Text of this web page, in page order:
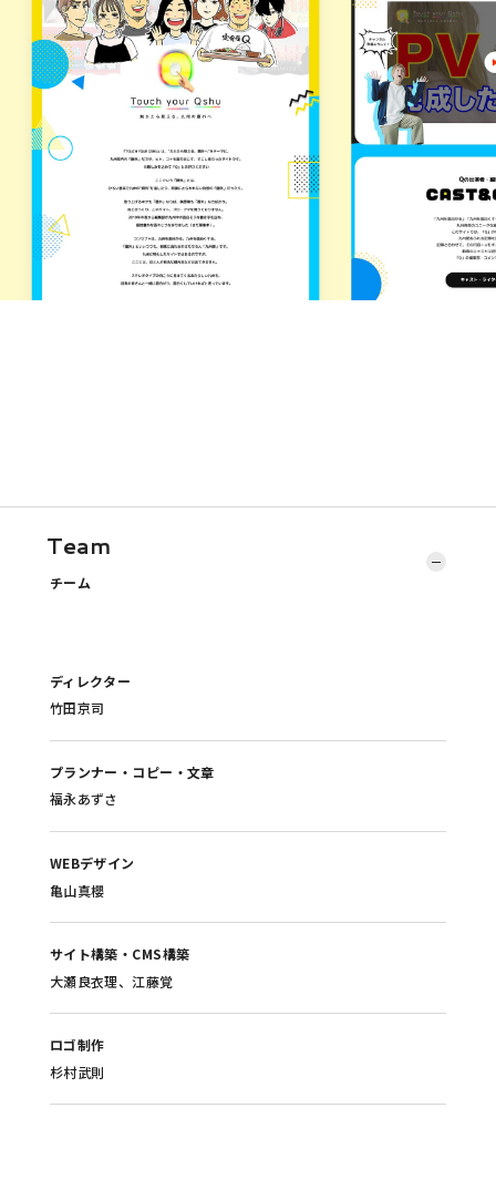
Team
チーム
ディレクター
竹田京司
プランナー・コピー・文章
福永あずさ
WEBデザイン
亀山真櫻
サイト構築・CMS構築
大瀬良衣理、江藤覚
ロゴ制作
杉村武則